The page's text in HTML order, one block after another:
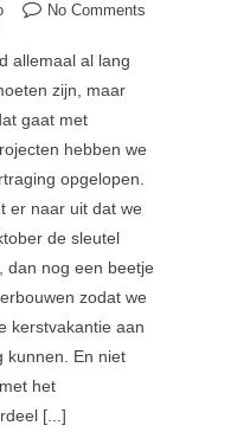
No Comments
allemaal al lang
zijn, maar
gaat met
hebben we
opgelopen.
er naar uit dat we
de sleutel
dan nog een beetje
zodat we
kerstvakantie aan
kunnen. En niet
het
[...]